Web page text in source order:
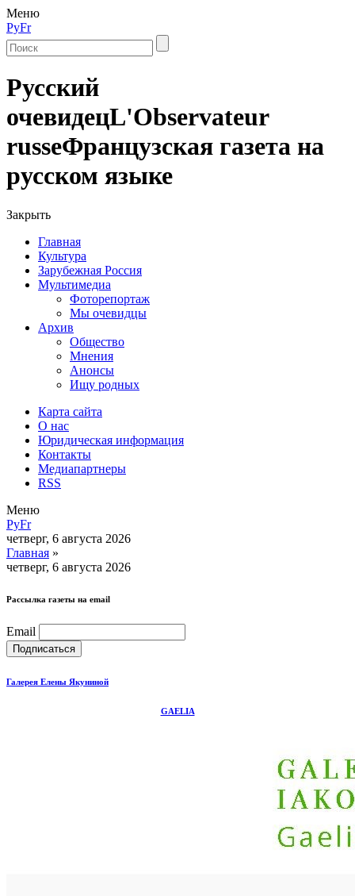
Меню
РуFr
Русский
очевидецL'Observateur
russeФранцузская газета на
русском языке
Закрыть
Главная
Культура
Зарубежная Россия
Мультимедиа
Фоторепортаж
Мы очевидцы
Архив
Общество
Мнения
Анонсы
Ищу родных
Карта сайта
О нас
Юридическая информация
Контакты
Медиапартнеры
RSS
Меню
РуFr
четверг, 6 августа 2026
Главная »
четверг, 6 августа 2026
Рассылка газеты на email
Email
Галерея Елены Якуниной
GAELIA